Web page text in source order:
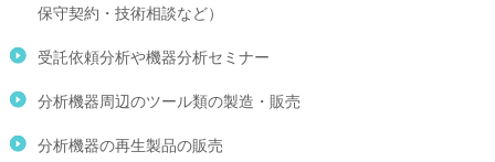
保守契約・技術相談など）
受託依頼分析や機器分析セミナー
分析機器周辺のツール類の製造・販売
分析機器の再生製品の販売